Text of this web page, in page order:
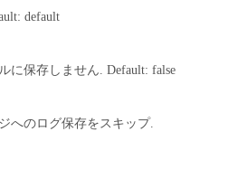
default
に保存しません. Default: false
へのログ保存をスキップ.